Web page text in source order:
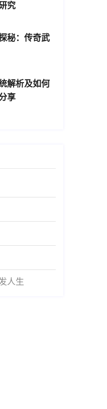
究
秘：传奇武
解析及如何
享
人生